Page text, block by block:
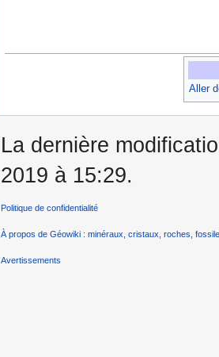
Aller
La dernière
2019 à 15:29.
Politique de confidentialité
À propos de Géowiki : minéraux, cristaux, roches,
Avertissements